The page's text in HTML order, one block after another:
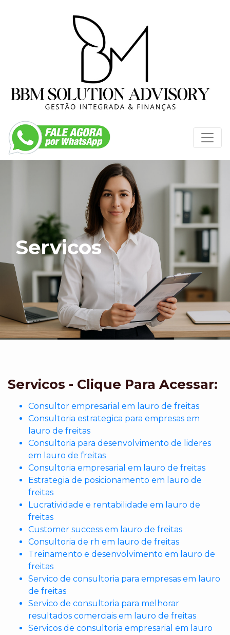
Servicos
Servicos - Clique Para Acessar:
Consultor empresarial em lauro de freitas
Consultoria estrategica para empresas em
lauro de freitas
Consultoria para desenvolvimento de lideres
em lauro de freitas
Consultoria empresarial em lauro de freitas
Estrategia de posicionamento em lauro de
freitas
Lucratividade e rentabilidade em lauro de
freitas
Customer success em lauro de freitas
Consultoria de rh em lauro de freitas
Treinamento e desenvolvimento em lauro de
freitas
Servico de consultoria para empresas em lauro
de freitas
Servico de consultoria para melhorar
resultados comerciais em lauro de freitas
Servicos de consultoria empresarial em lauro